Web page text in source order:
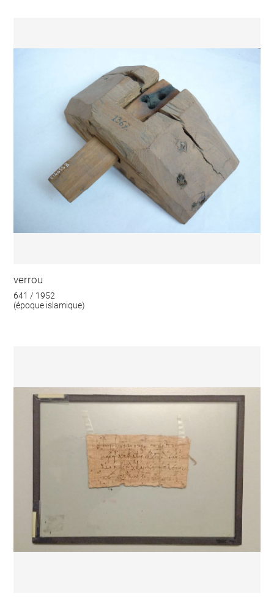
verrou
641 / 1952
(époque islamique)